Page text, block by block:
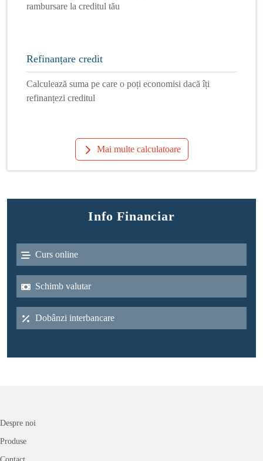
rambursare la creditul tău
Refinanțare credit
Calculează suma pe care o poți economisi dacă îți
refinanțezi creditul
Mai multe calculatoare
Info Financiar
Curs online
Schimb valutar
Dobânzi interbancare
Despre noi
Produse
Contact